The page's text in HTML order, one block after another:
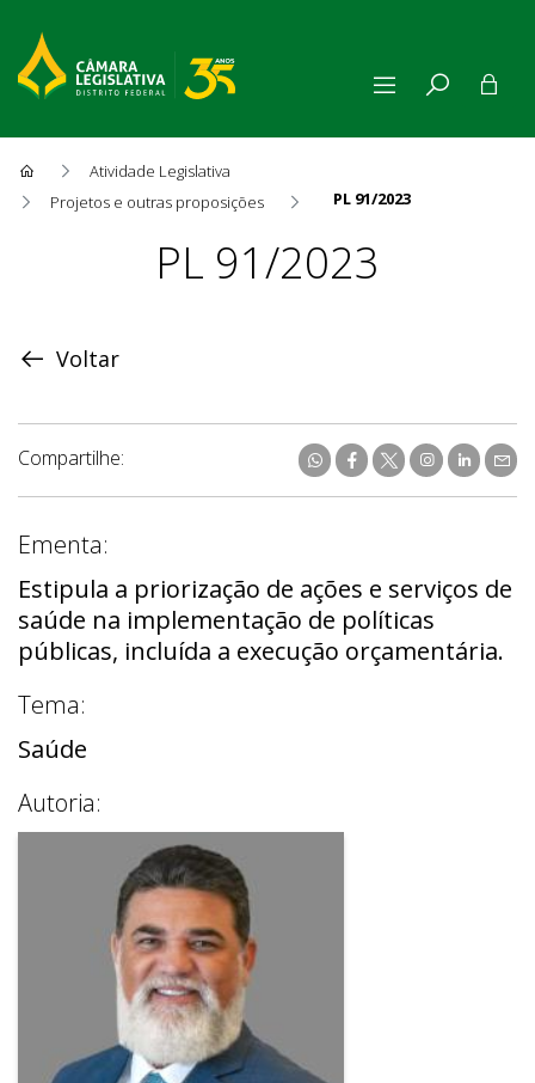
Atividade Legislativa
Projetos e outras proposições
PL 91/2023
ProposiçãoPL 91/2023
Voltar
Compartilhe:
Ementa:
Estipula a priorização de ações e serviços de
saúde na implementação de políticas
públicas, incluída a execução orçamentária.
Tema:
Saúde
Autoria: